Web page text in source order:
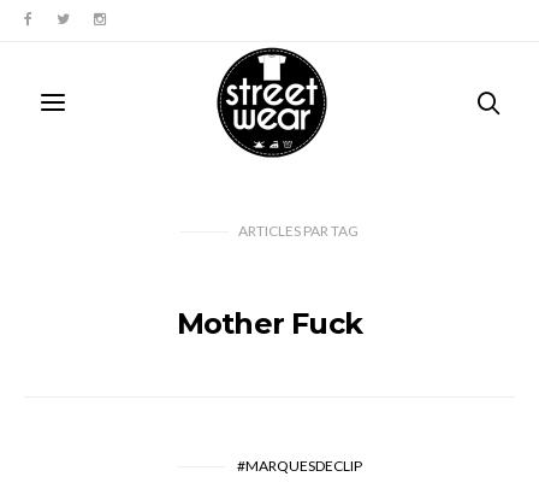
ARTICLES PAR TAG
Mother Fuck
#MARQUESDECLIP